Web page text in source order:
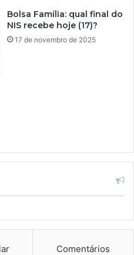
Bolsa Família: qual final do
NIS recebe hoje (17)?
17 de novembro de 2025
Comentários